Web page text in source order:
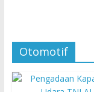
Otomotif